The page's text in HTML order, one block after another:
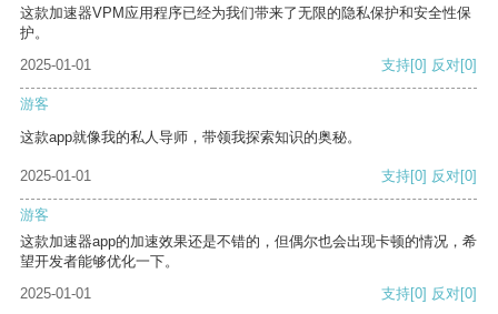
这款加速器VPM应用程序已经为我们带来了无限的隐私保护和安全性保
护。
2025-01-01
支持[0] 反对[0]
游客
这款app就像我的私人导师，带领我探索知识的奥秘。
2025-01-01 支持[0] 反对[0]
游客
这款加速器app的加速效果还是不错的，但偶尔也会出现卡顿的情况，希
望开发者能够优化一下。
2025-01-01
支持[0] 反对[0]